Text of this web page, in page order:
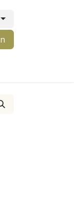
n